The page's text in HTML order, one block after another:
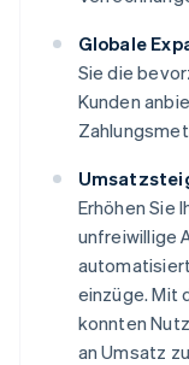
Globale
Sie die
Kunden
Erhöhen Sie
unfreiwillige
einzüge. Mit
konnten
an Umsatz